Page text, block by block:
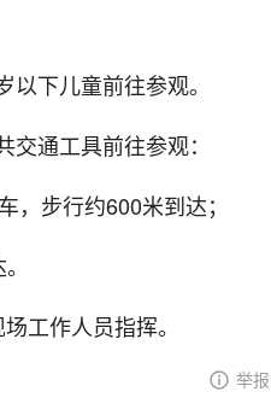
下儿童前往参观。
通工具前往参观：
步行约600米到达；
工作人员指挥。
举报